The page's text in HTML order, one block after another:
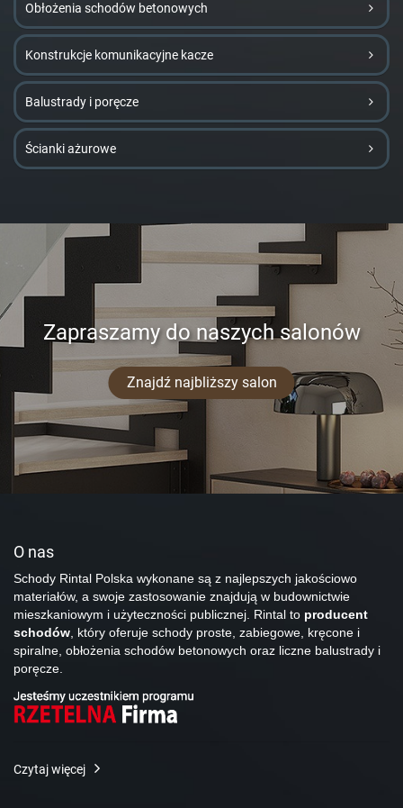
Obłożenia schodów betonowych
Konstrukcje komunikacyjne kacze
Balustrady i poręcze
Ścianki ażurowe
Zapraszamy do naszych salonów
Znajdź najbliższy salon
O nas
Schody Rintal Polska wykonane są z najlepszych jakościowo
materiałów, a swoje zastosowanie znajdują w budownictwie
mieszkaniowym i użyteczności publicznej. Rintal to producent
schodów, który oferuje schody proste, zabiegowe, kręcone i
spiralne, obłożenia schodów betonowych oraz liczne balustrady i
poręcze.
Czytaj więcej